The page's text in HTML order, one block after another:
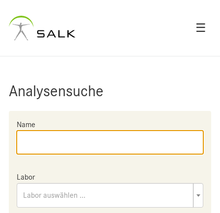
☰
Analysensuche
Name
Labor
Labor auswählen ...